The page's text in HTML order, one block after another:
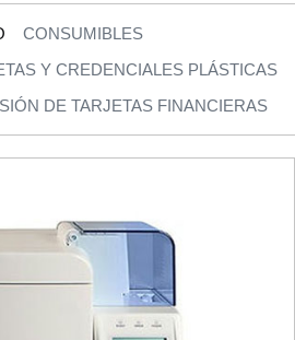
CONSUMIBLES
Y CREDENCIALES PLÁSTICAS
DE TARJETAS FINANCIERAS